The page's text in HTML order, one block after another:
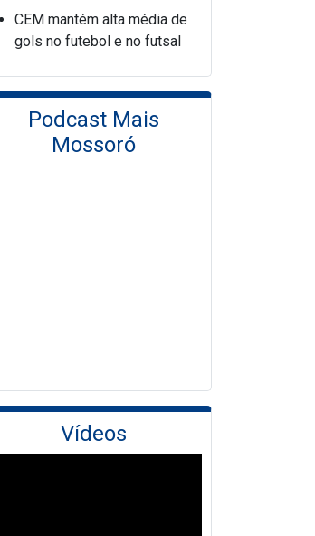
CEM mantém alta média de
gols no futebol e no futsal
Podcast Mais
Mossoró
Vídeos